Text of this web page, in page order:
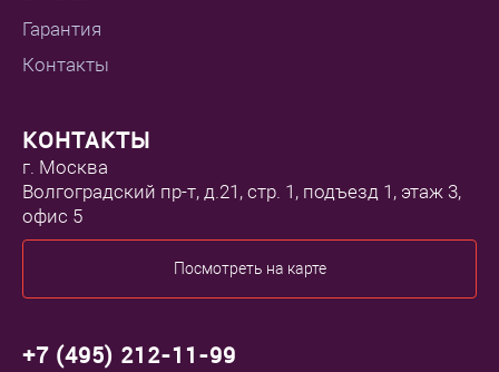
Гарантия
Контакты
КОНТАКТЫ
г. Москва
Волгоградский пр-т, д.21, стр. 1, подъезд 1, этаж 3,
офис 5
Посмотреть на карте
+7 (495) 212-11-99